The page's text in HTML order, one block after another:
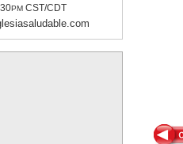
PM CST/CDT